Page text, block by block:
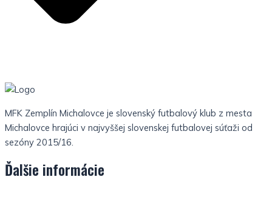
MFK Zemplín Michalovce je slovenský futbalový klub z mesta
Michalovce hrajúci v najvyššej slovenskej futbalovej súťaži od
sezóny 2015/16.
Ďalšie informácie